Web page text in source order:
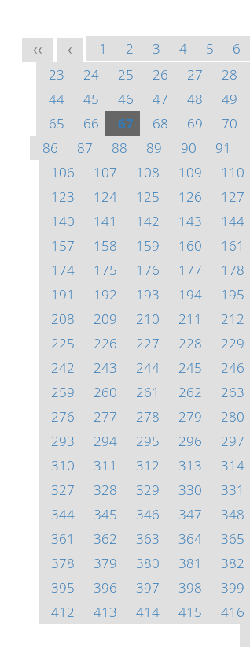
<< < 1 2 3 4 5 6
23
24 25 26 27 28
44
45 46 47 48 49
65
66 67 68 69 70
86
87 88 89 90 91
106
107 108 109 110
123
124 125 126 127
140
141 142 143 144
157
158 159 160 161
174
175 176 177 178
191
192 193 194 195
208
209 210 211 212
225
226 227 228 229
242
243 244 245 246
259
260 261 262 263
276
277 278 279 280
293
294 295 296 297
310
311 312 313 314
327
328 329 330 331
344
345 346 347 348
361
362 363 364 365
378
379 380 381 382
395
396 397 398 399
412
413 414 415 416